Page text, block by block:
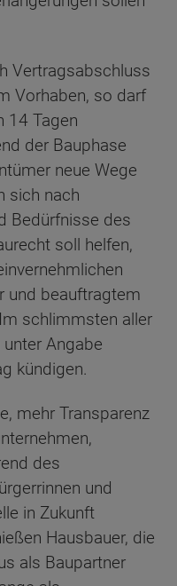
Vertragsabschluss
Vorhaben, so darf
14 Tagen
der Bauphase
neue Wege
sich nach
Bedürfnisse des
soll helfen,
und beauftragtem
schlimmsten aller
Angabe
kündigen.
mehr Transparenz
des
und
in Zukunft
Hausbauer, die
als Baupartner